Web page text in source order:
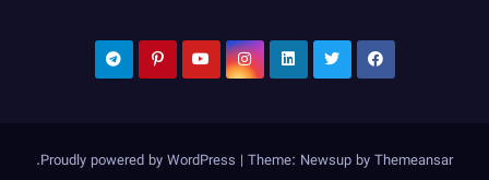
Proudly powered by WordPress | Theme: Newsup byThemeansar
.